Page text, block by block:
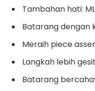
Tambahan hati:
Batarang dengan
Meraih piece
Langkah lebih
Batarang